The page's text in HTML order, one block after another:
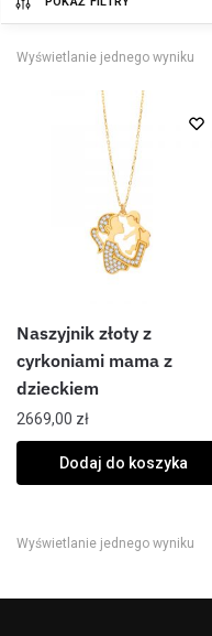
Wyświetlanie jednego wyniku
Naszyjnik złoty z
cyrkoniami mama z
dzieckiem
2669,00 zł
Dodaj do koszyka
Wyświetlanie jednego wyniku